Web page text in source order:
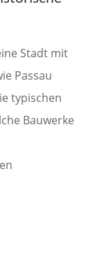
Stadt mit
Passau
typischen
Bauwerke